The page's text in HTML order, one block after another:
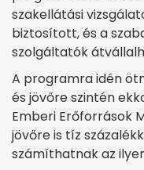
szakellátási
biztosított, és a
szolgáltatók
A programra idén
és jövőre szintén
Emberi Erőforrások
jövőre is tíz
számíthatnak az